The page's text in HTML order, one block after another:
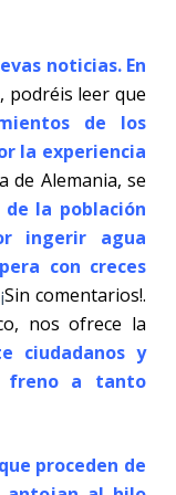
noticias. En
podréis leer que
de los
la experiencia
de Alemania, se
la población
ingerir agua
con creces
Sin comentarios!.
nos ofrece la
ciudadanos y
freno a tanto
proceden de